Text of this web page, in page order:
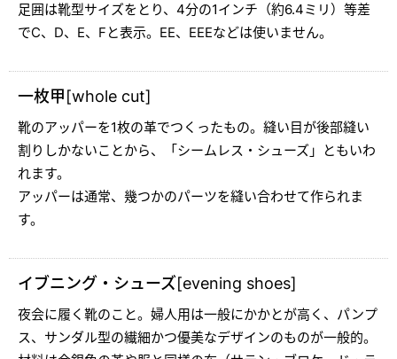
足囲は靴型サイズをとり、4分の1インチ（約6.4ミリ）等差
でC、D、E、Fと表示。EE、EEEなどは使いません。
一枚甲[whole cut]
靴のアッパーを1枚の革でつくったもの。縫い目が後部縫い
割りしかないことから、「シームレス・シューズ」ともいわ
れます。
アッパーは通常、幾つかのパーツを縫い合わせて作られま
す。
イブニング・シューズ[evening shoes]
夜会に履く靴のこと。婦人用は一般にかかとが高く、パンプ
ス、サンダル型の繊細かつ優美なデザインのものが一般的。